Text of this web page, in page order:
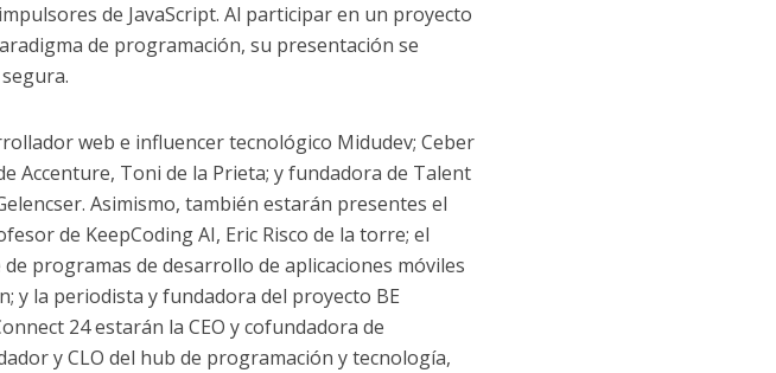
de JavaScript. Al participar en un proyecto
de programación, su presentación se
web e influencer tecnológico Midudev; Ceber
Accenture, Toni de la Prieta; y fundadora de Talent
Asimismo, también estarán presentes el
de KeepCoding AI, Eric Risco de la torre; el
programas de desarrollo de aplicaciones móviles
y la periodista y fundadora del proyecto BE
24 estarán la CEO y cofundadora de
y CLO del hub de programación y tecnología,